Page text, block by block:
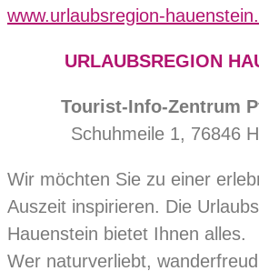
www.urlaubsregion-
URLAUBSREGION
Tourist-Info-Zentrum
Schuhmeile 1, 76846
Wir möchten Sie zu einer
Auszeit inspirieren. Die
Hauenstein bietet Ihnen alles.
Wer naturverliebt,